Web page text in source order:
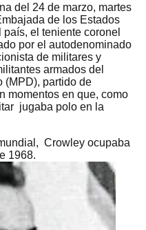
del 24 de marzo, martes
de los Estados
el teniente coronel
por el autodenominado
de militares y
armados del
(MPD), partido de
momentos en que, como
jugaba polo en la
Crowley ocupaba
1968.